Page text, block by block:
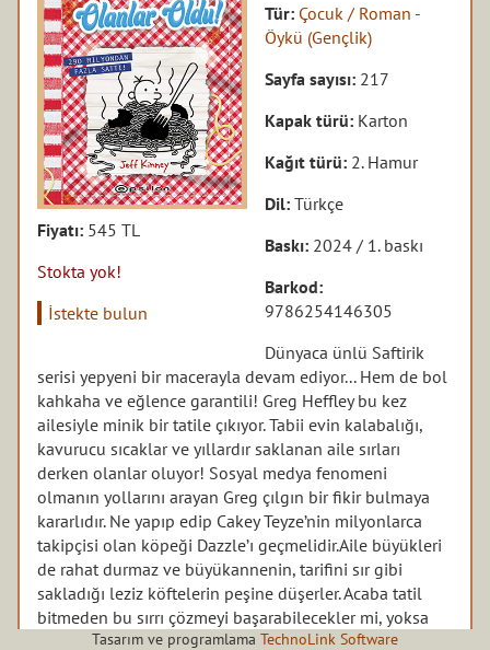
Fiyatı: 545 TL
Stokta yok!
İstekte bulun
Tür: Çocuk / Roman -
Öykü (Gençlik)
Sayfa sayısı: 217
Kapak türü: Karton
Kağıt türü: 2. Hamur
Dil:Türkçe
Baskı: 2024 / 1. baskı
Barkod:
9786254146305
Dünyaca ünlü Saftirik
serisi yepyeni bir macerayla devam ediyor... Hem de bol
kahkaha ve eğlence garantili! Greg Heffley bu kez
ailesiyle minik bir tatile çıkıyor. Tabii evin kalabalığı,
kavurucu sıcaklar ve yıllardır saklanan aile sırları
derken olanlar oluyor! Sosyal medya fenomeni
olmanın yollarını arayan Greg çılgın bir fikir bulmaya
kararlıdır. Ne yapıp edip Cakey Teyze’nin milyonlarca
takipçisi olan köpeği Dazzle’ı geçmelidir.Aile büyükleri
de rahat durmaz ve büyükannenin, tarifini sır gibi
sakladığı leziz köftelerin peşine düşerler. Acaba tatil
bitmeden bu sırrı çözmeyi başarabilecekler mi, yoksa
Greg her zamanki gibi işleri daha da mı karıştıracak?
Tasarım ve programlama TechnoLink Software